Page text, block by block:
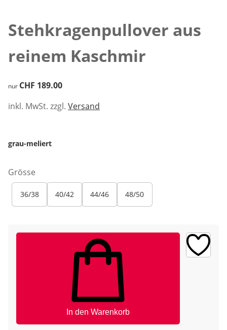
Stehkragenpullover aus
reinem Kaschmir
CHF 189.00
nur CHF 189.00
inkl. MwSt. zzgl. Versand
grau-meliert
Grösse
36/38 40/42 44/46 48/50
In den Warenkorb